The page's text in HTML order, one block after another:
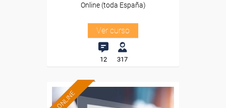
Online (toda España)
Ver curso
12 317
ONLINE